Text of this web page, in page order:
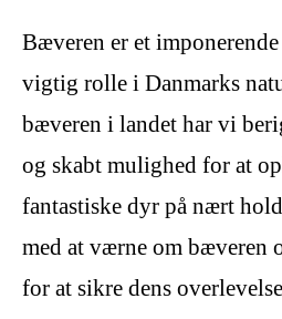
Bæveren er et
vigtig rolle i Danmarks
bæveren i landet har vi
og skabt mulighed for at
fantastiske dyr på nært
med at værne om bæveren
for at sikre dens